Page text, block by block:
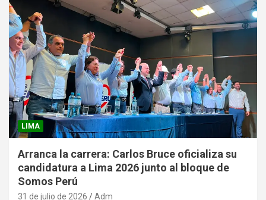
LIMA
Arranca la carrera: Carlos Bruce oficializa su
candidatura a Lima 2026 junto al bloque de
Somos Perú
31 de julio de 2026 Adm